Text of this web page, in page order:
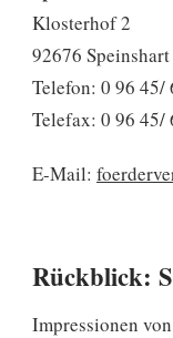
Klosterhof 2
92676 Speinshart
Telefon: 0 96 45/
Telefax: 0 96 45/
E-Mail:
Rückblick:
Impressionen